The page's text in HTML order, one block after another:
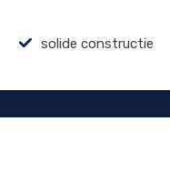
solide constructie